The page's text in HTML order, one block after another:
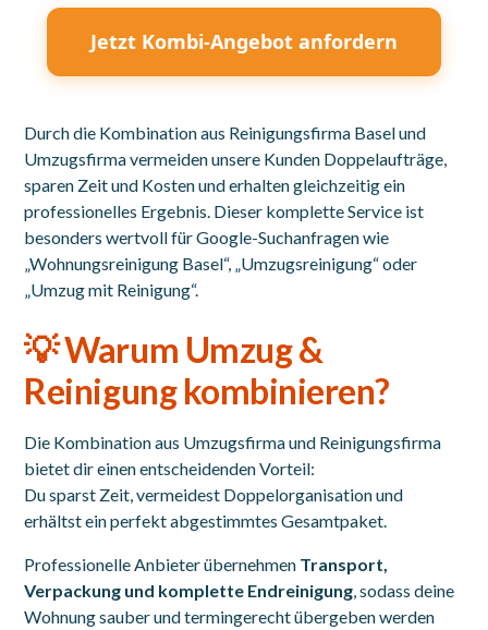
Jetzt Kombi-Angebot anfordern
Durch die Kombination aus Reinigungsfirma Basel und
Umzugsfirma vermeiden unsere Kunden Doppelaufträge,
sparen Zeit und Kosten und erhalten gleichzeitig ein
professionelles Ergebnis. Dieser komplette Service ist
besonders wertvoll für Google-Suchanfragen wie
„Wohnungsreinigung Basel“, „Umzugsreinigung“ oder
„Umzug mit Reinigung“.
💡 Warum Umzug &
Reinigung kombinieren?
Die Kombination aus Umzugsfirma und Reinigungsfirma
bietet dir einen entscheidenden Vorteil:
Du sparst Zeit, vermeidest Doppelorganisation und
erhältst ein perfekt abgestimmtes Gesamtpaket.
Professionelle Anbieter übernehmen Transport,
Verpackung und komplette Endreinigung , sodass deine
Wohnung sauber und termingerecht übergeben werden